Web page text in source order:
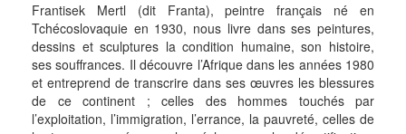
Frantisek Mertl (dit Franta), peintre français né en
Tchécoslovaquie en 1930, nous livre dans ses peintures,
dessins et sculptures la condition humaine, son histoire,
ses souffrances. Il découvre l’Afrique dans les années 1980
et entreprend de transcrire dans ses œuvres les blessures
de ce continent ; celles des hommes touchés par
l’exploitation, l’immigration, l’errance, la pauvreté, celles de